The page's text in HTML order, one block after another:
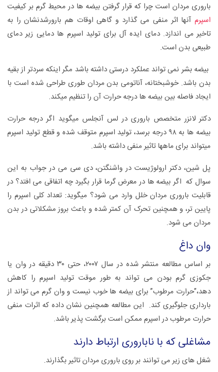
باروری مردان است چرا که قرار گرفتن بیضه ها در محیط گرم بر کیفیت
اسپرم آنها اثر منفی می گذارد و گاهی اوقات هم بارورشدنشان را به
تاخیر می اندازد. دمای ایده آل برای تولید اسپرم ها دمایی زیر دمای
طبیعی بدن است.
بیضه بشر نمی تواند عملکرد درستی داشته باشد مگر اینکه سردتر از بقیه
بدن باشد. خوشبختانه، آناتومی بدن مردان طوری طراحی شده است با
ایجاد فاصله بین بیضه ها درجه حرارت آن را تنظیم میکند.
دکتر لانزر متخصص باروری در لس آنجلس میگوید اگر درجه حرارت
بیضه ها به ۹۸ درجه برسد، تولید اسپرم متوقف شده و قطع تولید اسپرم
میتواند برای ماهها تاثیر منفی داشته باشد.
پل شین، دکتر ارولوژیست در واشنگتن، دی سی می در جواب به این
سوال که اگر بیضه ها در معرض گرما قرار بگیرد چه اتفاقی می افتد؟ در
قابلیت باروری مردان خلل وارد می شود؟ میگوید: تعداد کلی اسپرم را
پایین تر، و همچنین تحرک آن کمتر شده و باعث بروز مشکلاتی در بدن
مردان می شود.
وان داغ
بر اساس مطالعه منتشر شده در سال ۲۰۰۷، حتی ۳۰ دقیقه در وان یا
جکوزی گرم بودن می تواند به طور موقت تولید اسپرم را کاهش
دهد،”حرارت مرطوب” برای بیضه ها خوب نیست و وان گرم می تواند از
بارداری جلوگیری کند. این مطالعه همچنین نشان داده که اثرات منفی
حرارت مرطوب در اسپرم ممکن است برگشت پذیر باشد.
مشاغلی که با ناباروری ارتباط دارند
شغل های زیر می توانند بر روی باروری مردان تاثیر بگذارند.